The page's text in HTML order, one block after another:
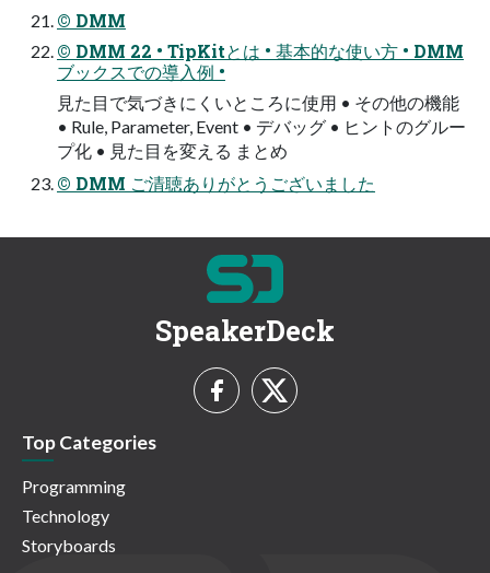
© DMM
© DMM 22 • TipKitとは • 基本的な使い方 • DMM
ブックスでの導入例 •
見た目で気づきにくいところに使用 • その他の機能
• Rule, Parameter, Event • デバッグ • ヒントのグルー
プ化 • 見た目を変える まとめ
© DMM ご清聴ありがとうございました
SpeakerDeck
Top Categories
Programming
Technology
Storyboards